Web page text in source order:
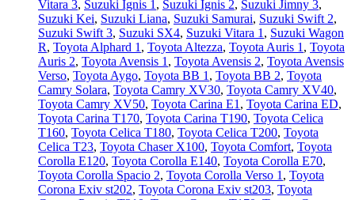
Vitara 3, Suzuki Ignis 1 , Suzuki Ignis 2, Suzuki Jimny 3,
Suzuki Kei, Suzuki Liana, Suzuki Samurai, Suzuki Swift 2,
Suzuki Swift 3, Suzuki SX4, Suzuki Vitara 1 , Suzuki Wagon
R, Toyota Alphard 1 , Toyota Altezza, Toyota Auris 1 , Toyota
Auris 2, Toyota Avensis 1 , Toyota Avensis 2, Toyota Avensis
Verso, Toyota Aygo, Toyota BB 1 , Toyota BB 2, Toyota
Camry Solara, Toyota Camry XV30, Toyota Camry XV40,
Toyota Camry XV50, Toyota Carina E1 , Toyota Carina ED,
Toyota Carina T170, Toyota Carina T190, Toyota Celica
T160, Toyota Celica T180, Toyota Celica T200, Toyota
Celica T23, Toyota Chaser X100, Toyota Comfort, Toyota
Corolla E120, Toyota Corolla E140, Toyota Corolla E70,
Toyota Corolla Spacio 2, Toyota Corolla Verso 1 , Toyota
Corona Exiv st202, Toyota Corona Exiv st203, Toyota